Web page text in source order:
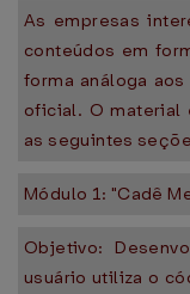
As empresas
conteúdos em
forma análoga
oficial. O material
as seguintes
Módulo 1: "Cadê
Objetivo:
usuário utiliza o